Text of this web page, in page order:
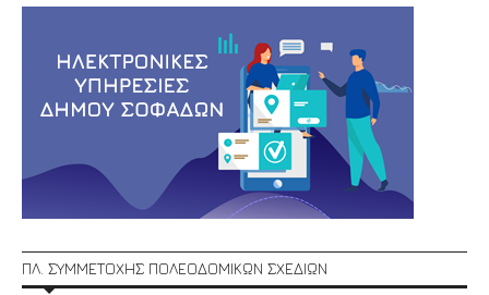
ΠΛ. ΣΥΜΜΕΤΟΧΗΣ ΠΟΛΕΟΔΟΜΙΚΩΝ ΣΧΕΔΙΩΝ